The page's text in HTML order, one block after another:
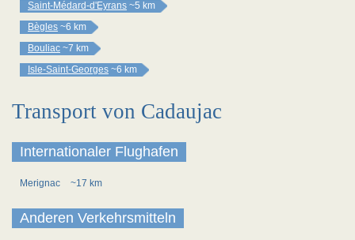
Saint-Médard-d'Eyrans ~5 km
Bègles ~6 km
Bouliac ~7 km
Isle-Saint-Georges ~6 km
Transport von Cadaujac
Internationaler Flughafen
Merignac ~17 km
Anderen Verkehrsmitteln